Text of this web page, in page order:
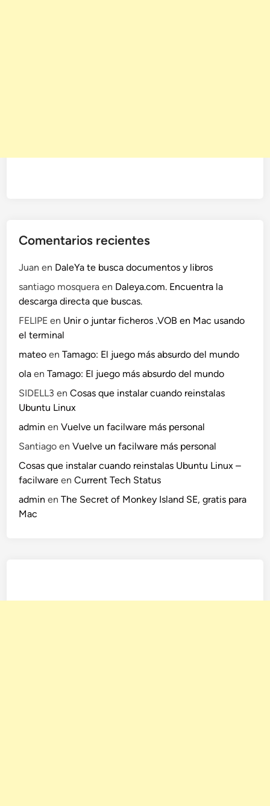
Comentarios recientes
Juan en DaleYa te busca documentos y libros
santiago mosquera en Daleya.com. Encuentra la
descarga directa que buscas.
FELIPE en Unir o juntar ficheros .VOB en Mac usando
el terminal
mateo enTamago: El juego más absurdo del mundo
ola enTamago: El juego más absurdo del mundo
SIDELL3 enCosas que instalar cuando reinstalas
Ubuntu Linux
admin enVuelve un facilware más personal
Santiago enVuelve un facilware más personal
Cosas que instalar cuando reinstalas Ubuntu Linux –
facilware enCurrent Tech Status
admin enThe Secret of Monkey Island SE, gratis para
Mac